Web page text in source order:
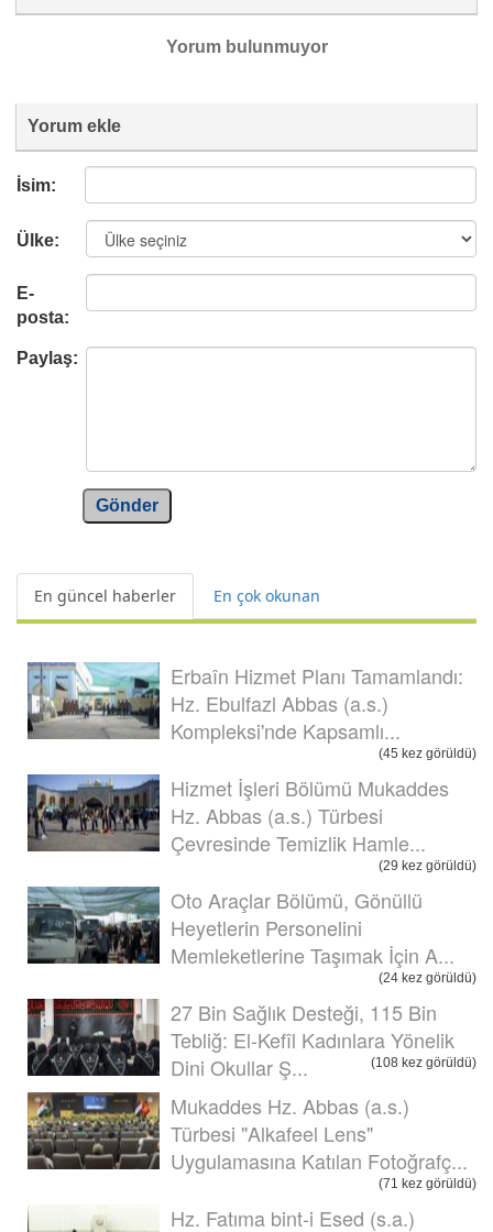
Yorum bulunmuyor
Yorum ekle
İsim:
Ülke:
E-
posta:
Paylaş:
Gönder
En güncel haberler En çok okunan
Erbaîn Hizmet Planı Tamamlandı:
Hz. Ebulfazl Abbas (a.s.)
Kompleksi'nde Kapsamlı...
(45 kez görüldü)
Hizmet İşleri Bölümü Mukaddes
Hz. Abbas (a.s.) Türbesi
Çevresinde Temizlik Hamle...
(29 kez görüldü)
Oto Araçlar Bölümü, Gönüllü
Heyetlerin Personelini
Memleketlerine Taşımak İçin A...
(24 kez görüldü)
27 Bin Sağlık Desteği, 115 Bin
Tebliğ: El-Kefîl Kadınlara Yönelik
Dini Okullar Ş...
(108 kez görüldü)
Mukaddes Hz. Abbas (a.s.)
Türbesi "Alkafeel Lens"
Uygulamasına Katılan Fotoğrafç...
(71 kez görüldü)
Hz. Fatıma bint-i Esed (s.a.)